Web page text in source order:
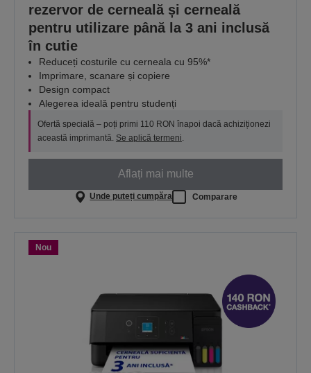
rezervor de cerneală și cerneală
pentru utilizare până la 3 ani inclusă
în cutie
Reduceți costurile cu cerneala cu 95%*
Imprimare, scanare și copiere
Design compact
Alegerea ideală pentru studenți
Ofertă specială – poți primi 110 RON înapoi dacă achiziționezi
această imprimantă. Se aplică termeni
Aflați mai multe
Unde puteți cumpăra Comparare
Nou